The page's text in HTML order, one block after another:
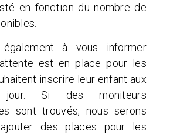
en fonction du nombre de
à vous informer
est en place pour les
inscrire leur enfant aux
Si des moniteurs
sont trouvés, nous serons
des places pour les